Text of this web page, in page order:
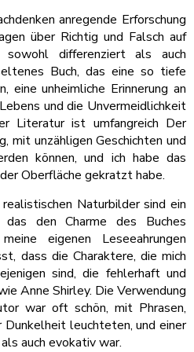
anregende Erforschung
über Richtig und Falsch auf
differenziert als auch
Buch, das eine so tiefe
eine unheimliche Erinnerung an
und die Unvermeidlichkeit
Literatur ist umfangreich Der
mit unzähligen Geschichten und
können, und ich habe das
Oberfläche gekratzt habe.
Naturbilder sind ein
das den Charme des Buches
eigenen Leseeahrungen
dass die Charaktere, die mich
sind, die fehlerhaft und
Anne Shirley. Die Verwendung
war oft schön, mit Phrasen,
leuchteten, und einer
auch evokativ war.